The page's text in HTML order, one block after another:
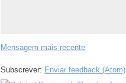
Mensagem mais recente
Subscrever: Enviar feedback (Atom)